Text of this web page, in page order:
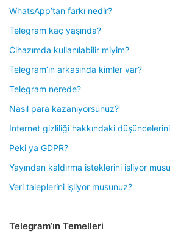
WhatsApp’tan farkı nedir?
Telegram kaç yaşında?
Cihazımda kullanılabilir miyim?
Telegram’ın arkasında kimler var?
Telegram nerede?
Nasıl para kazanıyorsunuz?
İnternet gizliliği hakkındaki
Peki ya GDPR?
Yayından kaldırma isteklerini işliyor
Veri taleplerini işliyor musunuz?
Telegram’ın Temelleri